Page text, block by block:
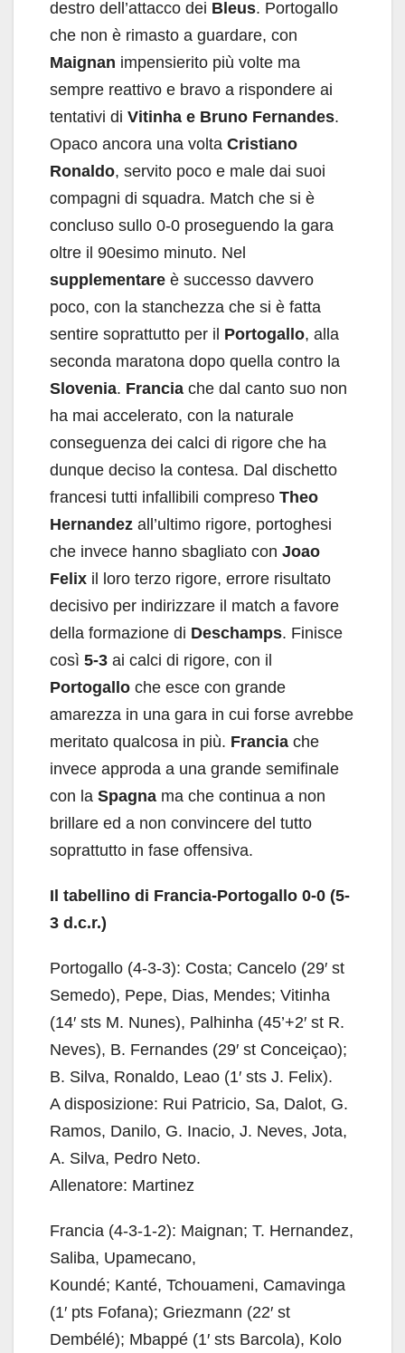
destro dell’attacco dei Bleus. Portogallo
che non è rimasto a guardare, con
Maignan impensierito più volte ma
sempre reattivo e bravo a rispondere ai
tentativi di Vitinha e Bruno Fernandes.
Opaco ancora una volta Cristiano
Ronaldo, servito poco e male dai suoi
compagni di squadra. Match che si è
concluso sullo 0-0 proseguendo la gara
oltre il 90esimo minuto. Nel
supplementare è successo davvero
poco, con la stanchezza che si è fatta
sentire soprattutto per il Portogallo, alla
seconda maratona dopo quella contro la
Slovenia. Francia che dal canto suo non
ha mai accelerato, con la naturale
conseguenza dei calci di rigore che ha
dunque deciso la contesa. Dal dischetto
francesi tutti infallibili compreso Theo
Hernandez all’ultimo rigore, portoghesi
che invece hanno sbagliato con Joao
Felix il loro terzo rigore, errore risultato
decisivo per indirizzare il match a favore
della formazione di Deschamps. Finisce
così 5-3 ai calci di rigore, con il
Portogallo che esce con grande
amarezza in una gara in cui forse avrebbe
meritato qualcosa in più. Francia che
invece approda a una grande semifinale
con la Spagna ma che continua a non
brillare ed a non convincere del tutto
soprattutto in fase offensiva.
Il tabellino di Francia-Portogallo 0-0 (5-
3 d.c.r.)
Portogallo (4-3-3): Costa; Cancelo (29′ st
Semedo), Pepe, Dias, Mendes; Vitinha
(14′ sts M. Nunes), Palhinha (45’+2′ st R.
Neves), B. Fernandes (29′ st Conceiçao);
B. Silva, Ronaldo, Leao (1′ sts J. Felix).
A disposizione: Rui Patricio, Sa, Dalot, G.
Ramos, Danilo, G. Inacio, J. Neves, Jota,
A. Silva, Pedro Neto.
Allenatore: Martinez
Francia (4-3-1-2): Maignan; T. Hernandez,
Saliba, Upamecano,
Koundé; Kanté, Tchouameni, Camavinga
(1′ pts Fofana); Griezmann (22′ st
Dembélé); Mbappé (1′ sts Barcola), Kolo